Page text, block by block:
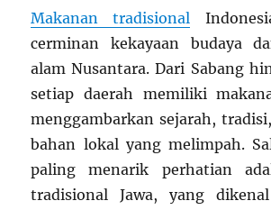
Makanan tradisional
cerminan kekayaan budaya
alam Nusantara. Dari Sabang
setiap daerah memiliki
menggambarkan sejarah,
bahan lokal yang melimpah.
paling menarik perhatian
tradisional Jawa, yang